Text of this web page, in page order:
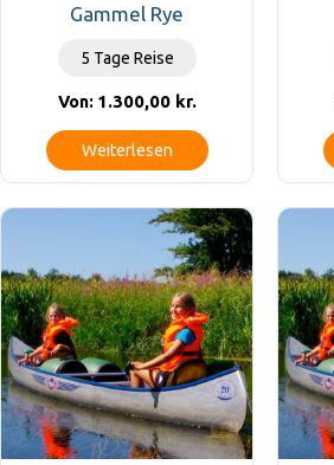
Gammel Rye
5 Tage Reise
Von: 1.300,00 kr.
Weiterlesen